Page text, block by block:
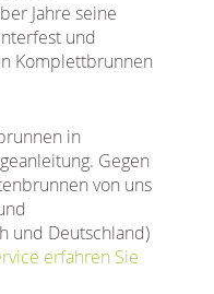
Jahre seine
und
Komplettbrunnen
in
Gegen
von uns
und Deutschland)
erfahren Sie